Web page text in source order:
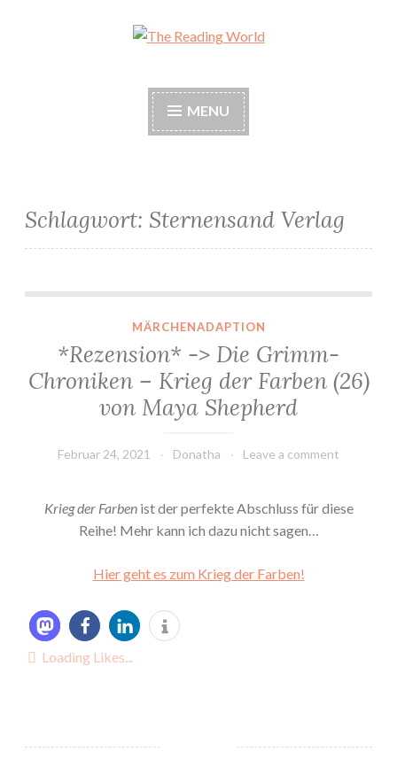
The Reading World
MENU
Schlagwort: Sternensand Verlag
*Rezension* -> Die Grimm-Chroniken – Krieg der Farben (26) von Maya Shepherd
MÄRCHENADAPTION
*Rezension* -> Die Grimm-
Chroniken – Krieg der Farben (26)
von Maya Shepherd
Februar 24, 2021 Donatha Leave a comment
Krieg der Farbenist der perfekte Abschluss für diese
Reihe! Mehr kann ich dazu nicht sagen…
Hier geht es zum Krieg der Farben!
Loading Likes...